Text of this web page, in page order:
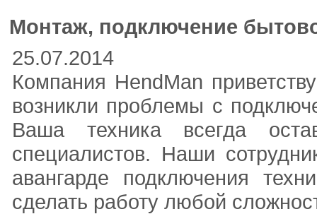
Монтаж, подключение
25.07.2014
Компания HendMan
возникли проблемы с
Ваша техника всегда
специалистов. Наши
авангарде подключения
сделать работу любой